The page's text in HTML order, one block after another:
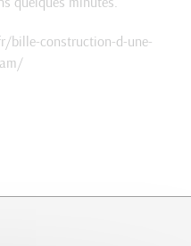
bille-construction-d-une-